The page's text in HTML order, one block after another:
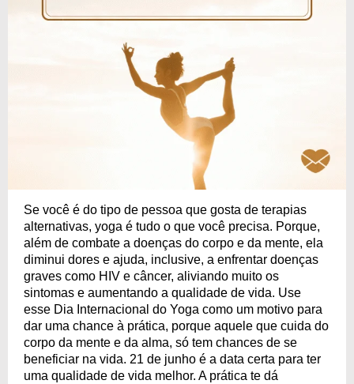
Se você é do tipo de pessoa que gosta de terapias
alternativas, yoga é tudo o que você precisa. Porque,
além de combate a doenças do corpo e da mente, ela
diminui dores e ajuda, inclusive, a enfrentar doenças
graves como HIV e câncer, aliviando muito os
sintomas e aumentando a qualidade de vida. Use
esse Dia Internacional do Yoga como um motivo para
dar uma chance à prática, porque aquele que cuida do
corpo da mente e da alma, só tem chances de se
beneficiar na vida. 21 de junho é a data certa para ter
uma qualidade de vida melhor. A prática te dá